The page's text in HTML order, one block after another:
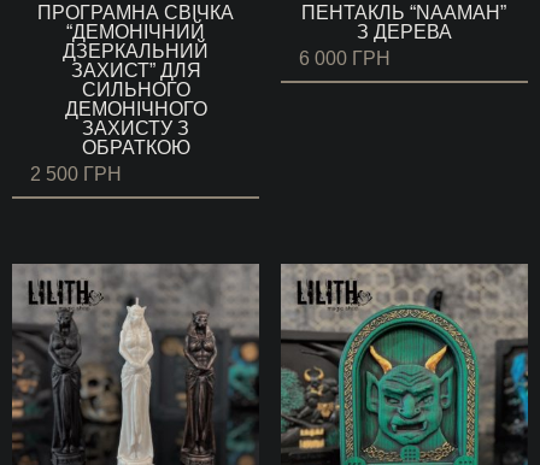
ПРОГРАМНА СВІЧКА
“ДЕМОНІЧНИЙ
ДЗЕРКАЛЬНИЙ
ЗАХИСТ” ДЛЯ
СИЛЬНОГО
ДЕМОНІЧНОГО
ЗАХИСТУ З
ОБРАТКОЮ
2 500 ГРН
ПЕНТАКЛЬ “NAAMAH”
З ДЕРЕВА
6 000 ГРН